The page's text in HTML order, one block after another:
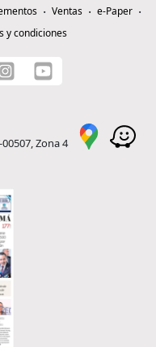
Ventas
e-Paper
y condiciones
Zona 4